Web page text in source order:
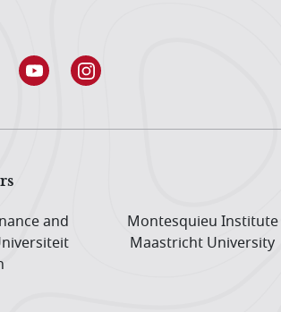
and
Montesquieu Institute
Maastricht University